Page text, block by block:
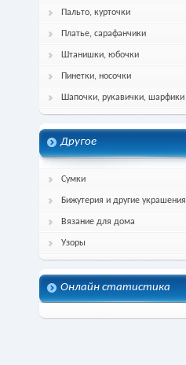
Пальто, курточки
Платье, сарафанчики
Штанишки, юбочки
Пинетки, носочки
Шапочки, рукавички, шарфики
Другое
Сумки
Бижутерия и другие украшения
Вязание для дома
Узоры
Онлайн статистика